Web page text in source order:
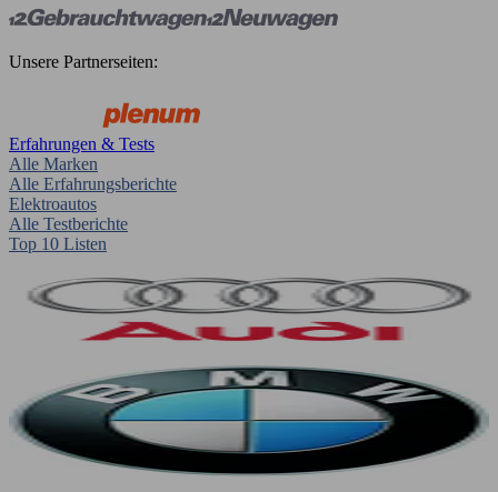
Unsere Partnerseiten:
Erfahrungen & Tests
Alle Marken
Alle Erfahrungsberichte
Elektroautos
Alle Testberichte
Top 10 Listen